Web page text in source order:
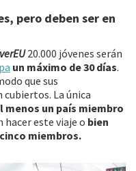
pero deben ser en
20.000 jóvenes serán
un máximo de 30 días.
que sus
cubiertos. La única
menos un país miembro
hacer este viaje o bien
miembros.